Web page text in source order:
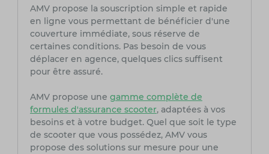
AMV propose la souscription simple et rapide
en ligne vous permettant de bénéficier d'une
couverture immédiate, sous réserve de
certaines conditions. Pas besoin de vous
déplacer en agence, quelques clics suffisent
pour être assuré.
AMV propose une gamme complète de
formules d'assurance scooter, adaptées à vos
besoins et à votre budget. Quel que soit le type
de scooter que vous possédez, AMV vous
propose des solutions sur mesure pour une